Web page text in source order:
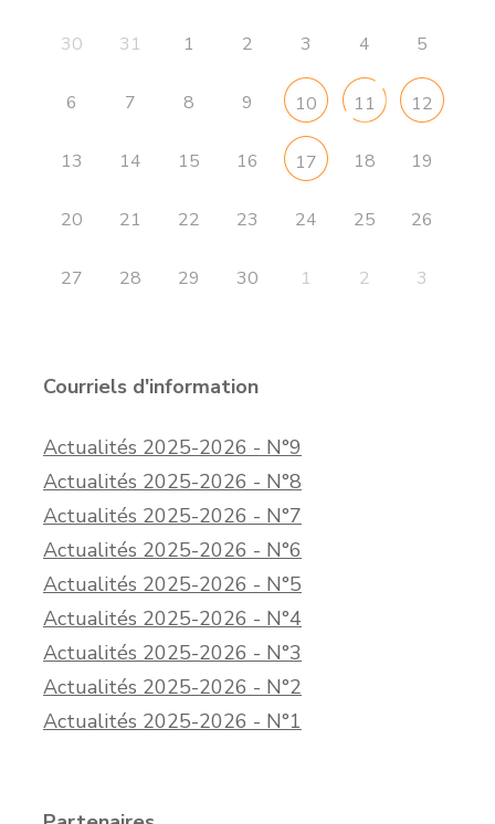
30 31 1 2 3 4 5
6 7 8 9 10 11 12
13 14 15 16 17 18 19
20 21 22 23 24 25 26
27 28 29 30 1 2 3
Courriels d'information
Actualités 2025-2026 - N°9
Actualités 2025-2026 - N°8
Actualités 2025-2026 - N°7
Actualités 2025-2026 - N°6
Actualités 2025-2026 - N°5
Actualités 2025-2026 - N°4
Actualités 2025-2026 - N°3
Actualités 2025-2026 - N°2
Actualités 2025-2026 - N°1